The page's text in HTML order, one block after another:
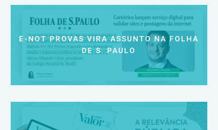
E-NOT PROVAS VIRA ASSUNTO NA FOLHA
DE S. PAULO